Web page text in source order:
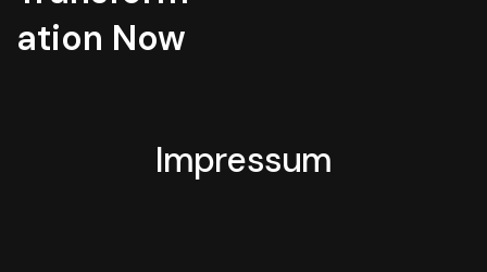
Impressum